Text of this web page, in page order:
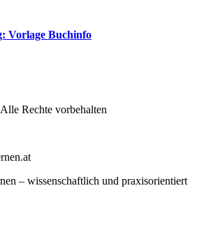
Vorlage Buchinfo
Rechte vorbehalten
– wissenschaftlich und praxisorientiert